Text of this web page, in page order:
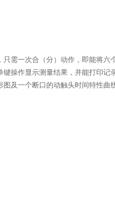
只需一次合（分）动作，即能将六
键操作显示测量结果，并能打印记
及一个断口的动触头时间特性曲